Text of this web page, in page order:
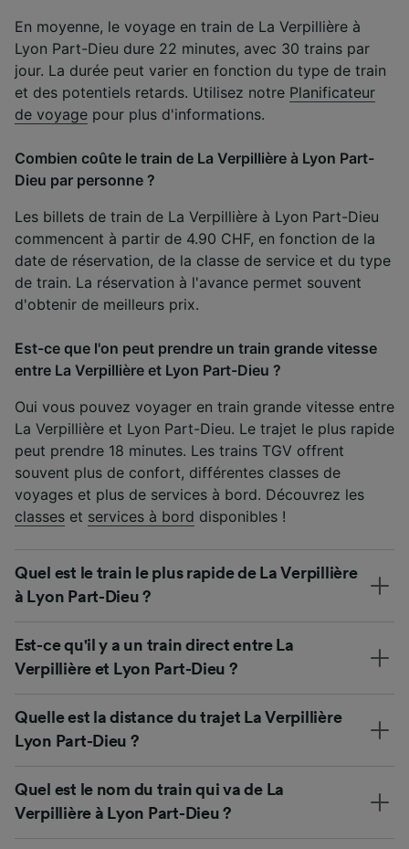
En moyenne, le voyage en train de La Verpillière à
Lyon Part-Dieu dure 22 minutes, avec 30 trains par
jour. La durée peut varier en fonction du type de train
et des potentiels retards. Utilisez notre Planificateur
de voyage pour plus d'informations.
Combien coûte le train de La Verpillière à Lyon Part-
Dieu par personne ?
Les billets de train de La Verpillière à Lyon Part-Dieu
commencent à partir de 4.90 CHF, en fonction de la
date de réservation, de la classe de service et du type
de train. La réservation à l'avance permet souvent
d'obtenir de meilleurs prix.
Est-ce que l'on peut prendre un train grande vitesse
entre La Verpillière et Lyon Part-Dieu ?
Oui vous pouvez voyager en train grande vitesse entre
La Verpillière et Lyon Part-Dieu. Le trajet le plus rapide
peut prendre 18 minutes. Les trains TGV offrent
souvent plus de confort, différentes classes de
voyages et plus de services à bord. Découvrez les
classes et services à bord disponibles !
Quel est le train le plus rapide de La Verpillière
à Lyon Part-Dieu ?
Est-ce qu'il y a un train direct entre La
Verpillière et Lyon Part-Dieu ?
Quelle est la distance du trajet La Verpillière
Lyon Part-Dieu ?
Quel est le nom du train qui va de La
Verpillière à Lyon Part-Dieu ?